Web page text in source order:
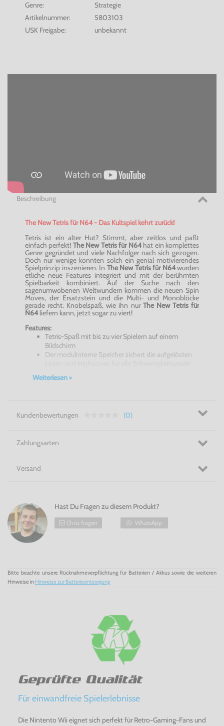
Genre:
Strategie
Artikelnummer:
5803103
USK Freigabe:
unbekannt
Beschreibung
The New Tetris für N64 - Das Kultspiel kehrt zurück!
Tetris ist ein alter Hut? Stimmt, aber zeitlos und paßt
einfach perfekt! The New Tetris für N64hat ein komplettes
Genre gegründet und viele Nachfolger nach sich gezogen.
Doch nur wenige konnten solch ein genial motivierendes
Spielprinzip inszenieren. In The New Tetris für N64wurden
etliche neue Features integriert und mit der berühmten
Spielbarkeit kombiniert. Auf der Suche nach den
sagenumwobenen Weltwundern kommen die neuen Spin
Moves, der Ersatzstein und die Multi- und Monoblöcke
gerade recht. Knobelspaß, wie ihn nur The New Tetris für
N64liefern kann, jetzt sogar zu viert!
Features:
Tetris-Spaß mit bis zu vier Spielern auf einem
Bildschirm
Der modulinterne Speicher sichert die aufgelösten
Die drei Spielmodi Marathon, Sprint und Ultra
sorgen sowohl alleine als im Mehrspielermodus für
Hintergründe und Musikstücke
Mehr Spieltiefe für Profis: Durch den Ersatzstein
Der Mehrspielermodus bietet 3 verschiedene
Optionen, den Mitspieler zu beeinträchtigen
The New Tetris für N64 - Das Warten auf 'den Langen'
Weiterlesen >
Kundenbewertungen (0)
Zahlungsarten
Versand
Hast Du Fragen zu diesem Produkt?
Chris fragen WhatsApp
Bitte beachte unsere Rücknahmeverpflichtung für Batterien / Akkus sowie die weiteren
Hinweise in Hinweise zur Batterieentsorgung
Geprüfte Qualität
Für einwandfreie Spielerlebnisse
Die Nintento Wii eignet sich perfekt für Retro-Gaming-Fans und